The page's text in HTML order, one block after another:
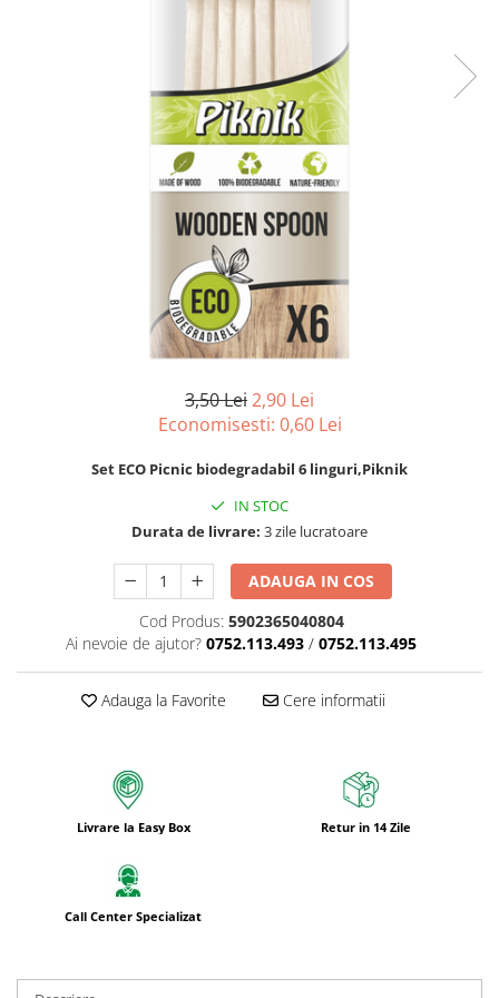
Detergenti Rufe & Intretinere
Detergenti de rufe
Parfum de rufe si esente
concentrate parfumare rufe
Neutralizare miros si odorizare
textile,masini de spalat ,uscatoare
Solutii indepartare pete si
Vopsea pentru articole textile si
Articole complementare
Articole Menaj & Accesorii pentru
Bureti pentru vase si bucatarie
neutralizatori miros
frigider/congelator
alimentare si hartie de copt
Mopuri,seturi cu mop si accesorii
Manere si cozi pentru maturi si
Articole si accesorii pentru baie si
zona sanitara
Articole si accesorii pentru haine si
3,50 Lei2,90 Lei
Economisesti: 0,60 Lei
Set ECO Picnic biodegradabil 6 linguri,Piknik
IN STOC
Durata de livrare: 3 zile lucratoare
ADAUGA IN COS
Cod Produs: 5902365040804
Ai nevoie de ajutor? 0752.113.493 / 0752.113.495
Adauga la Favorite Cere informatii
Livrare la Easy Box Retur in 14 Zile
Call Center Specializat